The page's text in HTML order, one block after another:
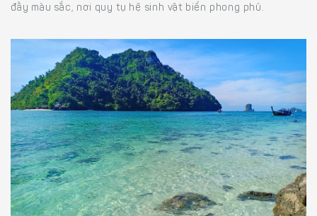
đầy màu sắc, nơi quy tụ hệ sinh vật biển phong phú.